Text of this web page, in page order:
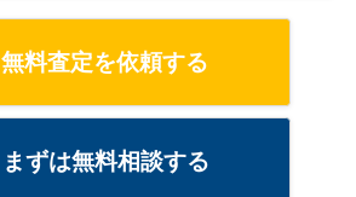
無料査定を依頼する
まずは無料相談する